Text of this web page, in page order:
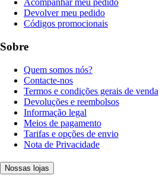
Acompanhar meu pedido
Devolver meu pedido
Códigos promocionais
Sobre
Quem somos nós?
Contacte-nos
Termos e condições gerais de venda
Devoluções e reembolsos
Informação legal
Meios de pagamento
Tarifas e opções de envio
Nota de Privacidade
Nossas lojas